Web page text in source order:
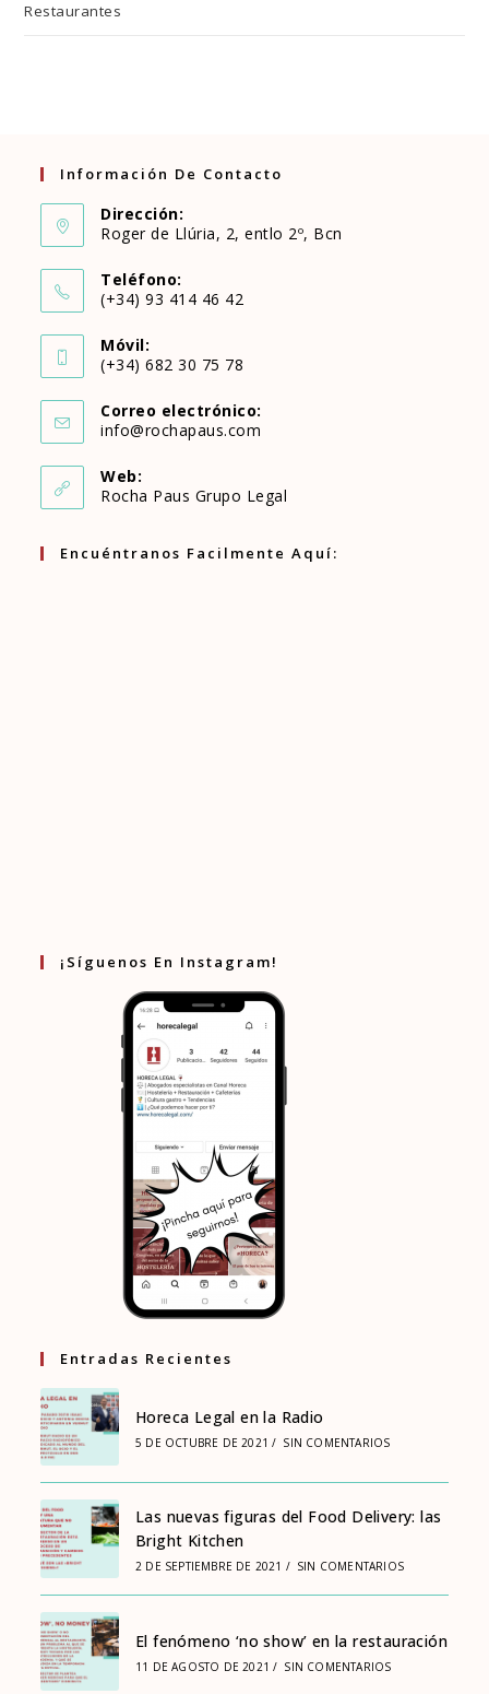
Restaurantes
Información De Contacto
Dirección:
Roger de Llúria, 2, entlo 2º, Bcn
Teléfono:
(+34) 93 414 46 42
abre
tu
aplicación
Móvil:
(+34) 682 30 75 78
abre
tu
Correo electrónico:
info@rochapaus.com
aplicación
Web:
Rocha Paus Grupo Legal
Encuéntranos Facilmente Aquí:
¡Síguenos En Instagram!
Entradas Recientes
Horeca Legal en la Radio
5 DE OCTUBRE DE 2021 / SIN COMENTARIOS
Las nuevas figuras del Food Delivery: las
Bright Kitchen
2 DE SEPTIEMBRE DE 2021 / SIN COMENTARIOS
El fenómeno ‘no show’ en la restauración
11 DE AGOSTO DE 2021 / SIN COMENTARIOS